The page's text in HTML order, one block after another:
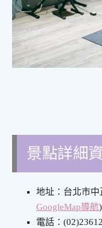
景點詳細
地址：台北市
GoogleMap導航)
電話：